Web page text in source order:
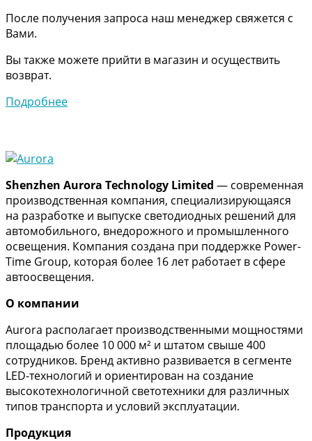
После получения запроса наш менеджер свяжется с
Вами.
Вы также можете прийти в магазин и осуществить
возврат.
Подробнее
Shenzhen Aurora Technology Limited — современная
производственная компания, специализирующаяся
на разработке и выпуске светодиодных решений для
автомобильного, внедорожного и промышленного
освещения. Компания создана при поддержке Power-
Time Group, которая более 16 лет работает в сфере
автоосвещения.
О компании
Aurora располагает производственными мощностями
площадью более 10 000 м² и штатом свыше 400
сотрудников. Бренд активно развивается в сегменте
LED-технологий и ориентирован на создание
высокотехнологичной светотехники для различных
типов транспорта и условий эксплуатации.
Продукция